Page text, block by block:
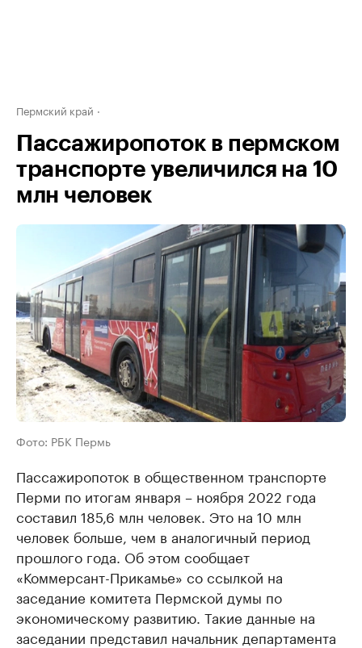
Пермский край
Пассажиропоток в пермском
транспорте увеличился на 10
млн человек
Фото: РБК Пермь
Пассажиропоток в общественном транспорте
Перми по итогам января – ноября 2022 года
составил 185,6 млн человек. Это на 10 млн
человек больше, чем в аналогичный период
прошлого года. Об этом сообщает
«Коммерсант-Прикамье» со ссылкой на
заседание комитета Пермской думы по
экономическому развитию. Такие данные на
заседании представил начальник департамента